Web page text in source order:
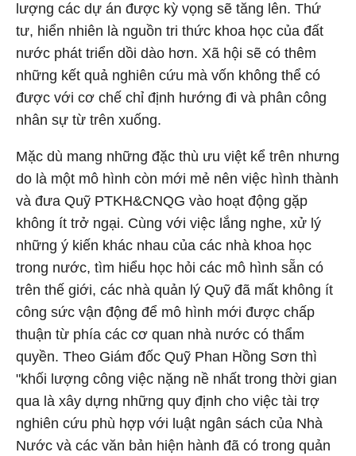
lượng các dự án được kỳ vọng sẽ tăng lên. Thứ
tư, hiển nhiên là nguồn tri thức khoa học của đất
nước phát triển dồi dào hơn. Xã hội sẽ có thêm
những kết quả nghiên cứu mà vốn không thể có
được với cơ chế chỉ định hướng đi và phân công
nhân sự từ trên xuống.
Mặc dù mang những đặc thù ưu việt kể trên nhưng
do là một mô hình còn mới mẻ nên việc hình thành
và đưa Quỹ PTKH&CNQG vào hoạt động gặp
không ít trở ngại. Cùng với việc lắng nghe, xử lý
những ý kiến khác nhau của các nhà khoa học
trong nước, tìm hiểu học hỏi các mô hình sẵn có
trên thế giới, các nhà quản lý Quỹ đã mất không ít
công sức vận động để mô hình mới được chấp
thuận từ phía các cơ quan nhà nước có thẩm
quyền. Theo Giám đốc Quỹ Phan Hồng Sơn thì
"khối lượng công việc nặng nề nhất trong thời gian
qua là xây dựng những quy định cho việc tài trợ
nghiên cứu phù hợp với luật ngân sách của Nhà
Nước và các văn bản hiện hành đã có trong quản